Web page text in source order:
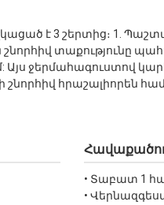
է 3 շերտից։ 1.
տաքությունը
ջերմահագուստով
հրաշալիորեն
• Տաբատ 1
•